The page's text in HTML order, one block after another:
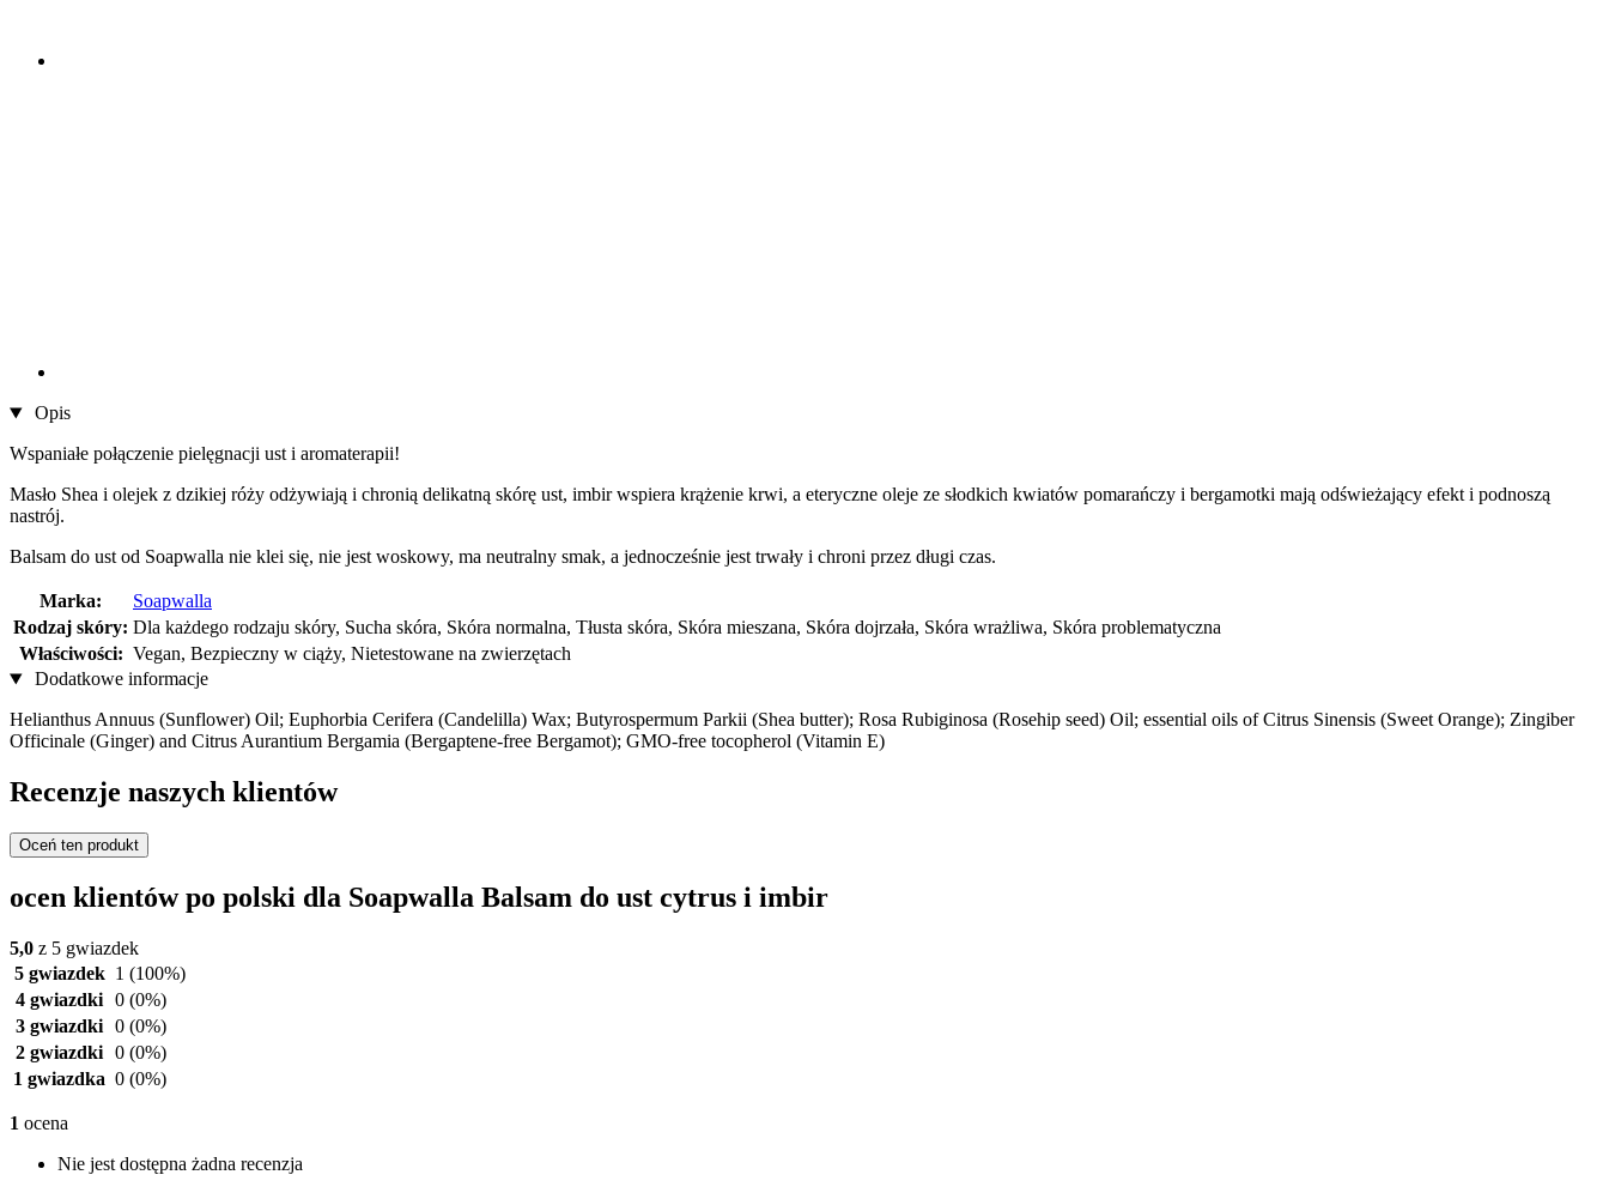
Opis
Wspaniałe połączenie pielęgnacji ust i aromaterapii!
Masło Shea i olejek z dzikiej róży odżywiają i chronią delikatną skórę ust, imbir wspiera krążenie krwi, a eteryczne oleje ze słodkich kwiatów pomarańczy i bergamotki mają odświeżający efekt i podnoszą
nastrój.
Balsam do ust od Soapwalla nie klei się, nie jest woskowy, ma neutralny smak, a jednocześnie jest trwały i chroni przez długi czas.
Marka:
Soapwalla
Rodzaj skóry: Dla każdego rodzaju skóry, Sucha skóra, Skóra normalna, Tłusta skóra, Skóra mieszana, Skóra dojrzała, Skóra wrażliwa, Skóra problematyczna
Właściwości: Vegan, Bezpieczny w ciąży, Nietestowane na zwierzętach
Dodatkowe informacje
Helianthus Annuus (Sunflower) Oil; Euphorbia Cerifera (Candelilla) Wax; Butyrospermum Parkii (Shea butter); Rosa Rubiginosa (Rosehip seed) Oil; essential oils of Citrus Sinensis (Sweet Orange); Zingiber
Officinale (Ginger) and Citrus Aurantium Bergamia (Bergaptene-free Bergamot); GMO-free tocopherol (Vitamin E)
Recenzje naszych klientów
Oceń ten produkt
ocen klientów po polski dla Soapwalla Balsam do ust cytrus i imbir
5,0 z 5 gwiazdek
5 gwiazdek 1 (100%)
4 gwiazdki 0 (0%)
3 gwiazdki 0 (0%)
2 gwiazdki 0 (0%)
1 gwiazdka 0 (0%)
1 ocena
Nie jest dostępna żadna recenzja